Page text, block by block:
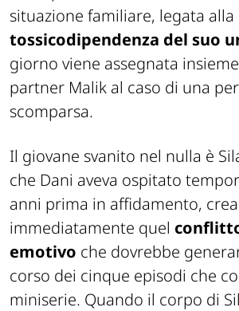
situazione familiare, legata alla
tossicodipendenza del suo
giorno viene assegnata
partner Malik al caso di una
scomparsa.
Il giovane svanito nel nulla è
che Dani aveva ospitato
anni prima in affidamento,
immediatamente quel
emotivo che dovrebbe
corso dei cinque episodi che
miniserie. Quando il corpo di